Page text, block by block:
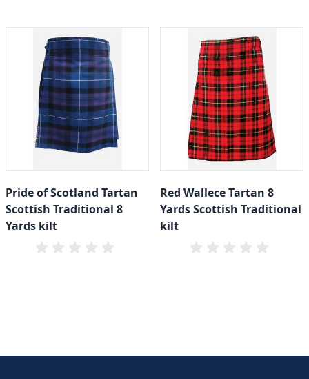
Pride of Scotland Tartan
Scottish Traditional 8
Yards kilt
Red Wallece Tartan 8
Yards Scottish Traditional
kilt